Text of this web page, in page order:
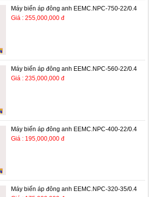
Máy biến áp đông anh EEMC.NPC-750-22/0.4
Giá : 255,000,000 đ
Máy biến áp đông anh EEMC.NPC-560-22/0.4
Giá : 235,000,000 đ
Máy biến áp đông anh EEMC.NPC-400-22/0.4
Giá : 195,000,000 đ
Máy biến áp đông anh EEMC.NPC-320-35/0.4